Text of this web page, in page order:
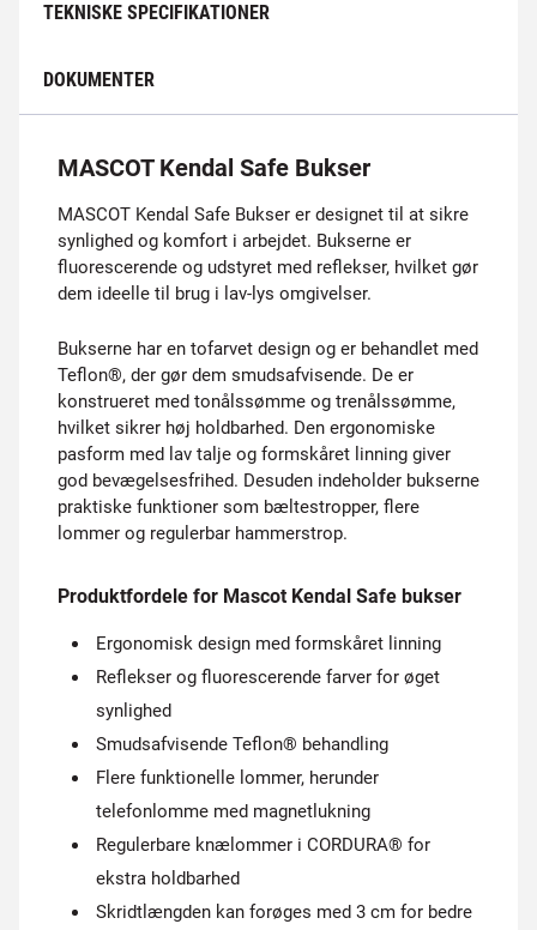
TEKNISKE SPECIFIKATIONER
DOKUMENTER
MASCOT Kendal Safe Bukser
MASCOT Kendal Safe Bukser er designet til at sikre
synlighed og komfort i arbejdet. Bukserne er
fluorescerende og udstyret med reflekser, hvilket gør
dem ideelle til brug i lav-lys omgivelser.
Bukserne har en tofarvet design og er behandlet med
Teflon®, der gør dem smudsafvisende. De er
konstrueret med tonålssømme og trenålssømme,
hvilket sikrer høj holdbarhed. Den ergonomiske
pasform med lav talje og formskåret linning giver
god bevægelsesfrihed. Desuden indeholder bukserne
praktiske funktioner som bæltestropper, flere
lommer og regulerbar hammerstrop.
Produktfordele for Mascot Kendal Safe bukser
Ergonomisk design med formskåret linning
Reflekser og fluorescerende farver for øget
synlighed
Smudsafvisende Teflon® behandling
Flere funktionelle lommer, herunder
telefonlomme med magnetlukning
Regulerbare knælommer i CORDURA® for
ekstra holdbarhed
Skridtlængden kan forøges med 3 cm for bedre